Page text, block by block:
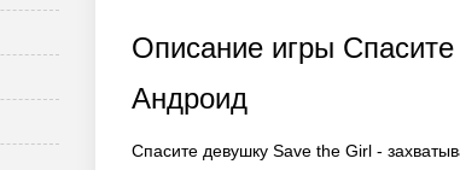
Описание игры
Андроид
Спасите девушку Save the Girl -